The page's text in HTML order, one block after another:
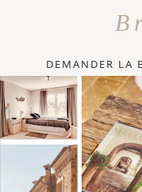
DEMANDER LA